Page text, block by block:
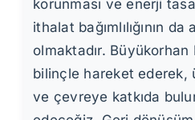
korunması ve enerji
ithalat bağımlılığının
olmaktadır. Büyükorhan
bilinçle hareket ederek,
ve çevreye katkıda